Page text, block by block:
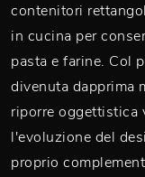
contenitori
in cucina per
pasta e farine. Col
divenuta dapprima
riporre oggettistica
l'evoluzione del
proprio